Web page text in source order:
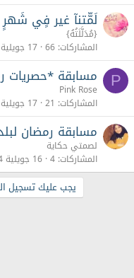
لَمّّتنآ غير فٍي شَهرٍ
{مُدَلَّلَتُهُ}
المشاركات 66 17 جويلية 2014
P مسابقة *حصريات
Pink Rose
المشاركات 21 17 جويلية 2014
مسابقة رمضان
لصمتي حكاية
المشاركات 4 16 جويلية 2014
يجب عليك تسجيل